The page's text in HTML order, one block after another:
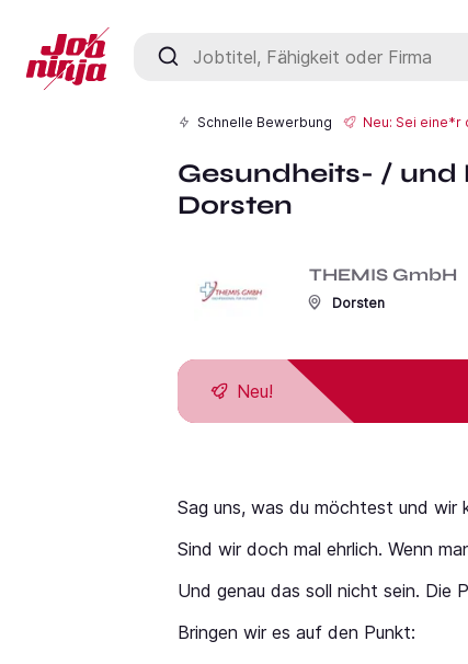
Jobtitel, Fähigkeit oder Firma
Schnelle Bewerbung Neu: Sei
Gesundheits- /
Dorsten
THEMIS GmbH
Dorsten
Neu!
Sag uns, was du möchtest und wir
Sind wir doch mal ehrlich. Wenn
Und genau das soll nicht sein. Die
Bringen wir es auf den Punkt: